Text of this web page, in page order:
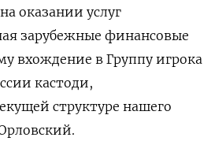
оказании услуг
зарубежные ‌финансовые
вхождение в Группу игрока
кастоди,
структуре нашего